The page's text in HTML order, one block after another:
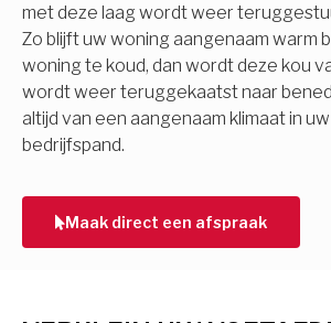
met deze laag wordt weer
Zo blijft uw woning aangenaam warm
woning te koud, dan wordt deze kou
wordt weer teruggekaatst naar
altijd van een aangenaam klimaat in
bedrijfspand.
Maak direct een afspraak